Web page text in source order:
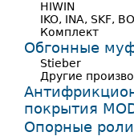
HIWIN
IKO, INA, SKF,
Комплект
Обгонные
Stieber
Другие
покрытия
Опорные